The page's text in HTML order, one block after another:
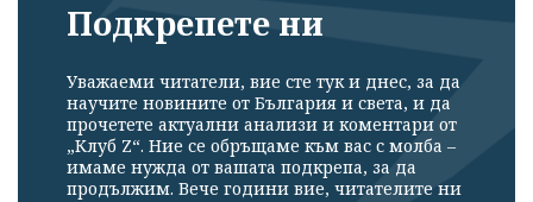
Подкрепете ни
Уважаеми читатели, вие сте тук и днес, за да
научите новините от България и света, и да
прочетете актуални анализи и коментари от
„Клуб Z“. Ние се обръщаме към вас с молба –
имаме нужда от вашата подкрепа, за да
продължим. Вече години вие, читателите ни